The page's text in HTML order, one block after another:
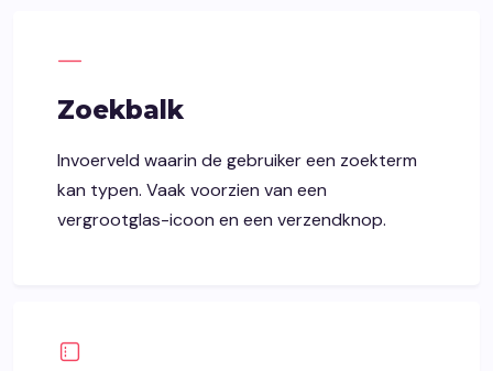
Zoekbalk
Invoerveld waarin de gebruiker een zoekterm
kan typen. Vaak voorzien van een
vergrootglas-icoon en een verzendknop.